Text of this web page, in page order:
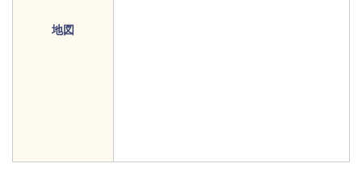
地図